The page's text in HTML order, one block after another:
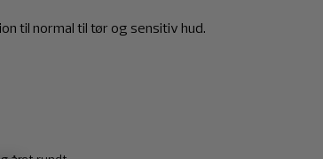
til normal til tør og sensitiv hud.